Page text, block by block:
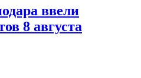
ввели
8 августа